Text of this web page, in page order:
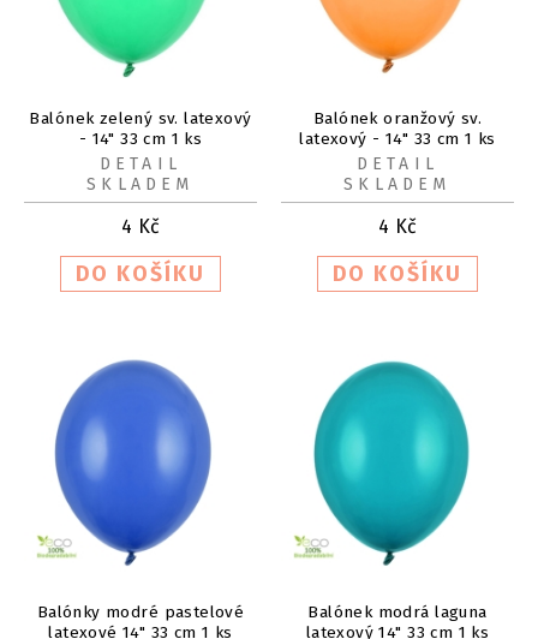
Balónek zelený sv. latexový
- 14" 33 cm 1 ks
4 Kč
DETAIL
SKLADEM
Balónek oranžový sv.
latexový - 14" 33 cm 1 ks
4 Kč
DETAIL
SKLADEM
Balónky modré pastelové
latexové 14" 33 cm 1 ks
Balónek modrá laguna
latexový 14" 33 cm 1 ks